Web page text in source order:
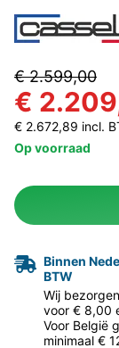
€ 2.599,00
€
€ 2.672,89 incl.
Op voorraad
Binnen
BTW
Wij
voor € 8,00
Voor België
minimaal €